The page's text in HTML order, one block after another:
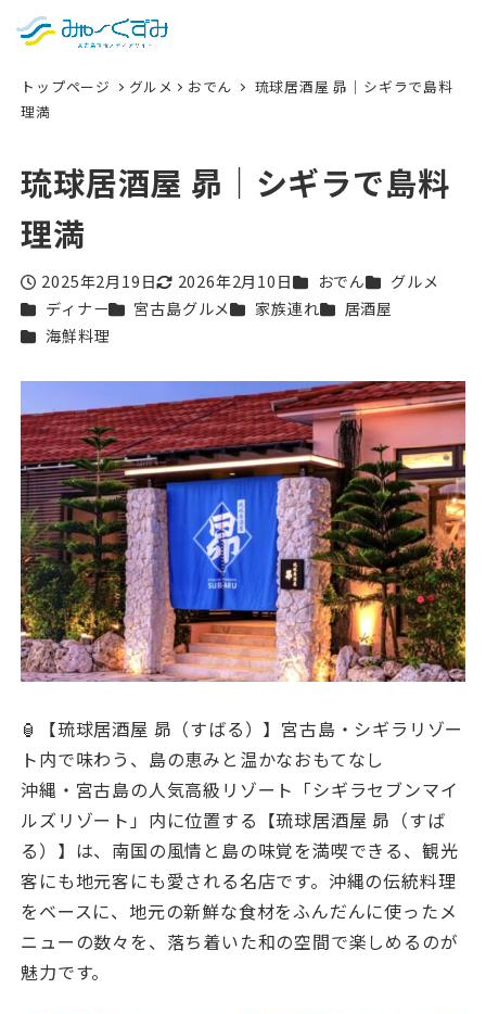
한국어
検索
トップページ グルメ おでん
琉球居酒屋 昴｜シギラで島料
理満
琉球居酒屋 昴｜シギラで島料
理満
投稿日
2025年2月19日
更新日
2026年2月10日カテゴリー
おでんカテゴリー
グルメ
カテゴリー
ディナーカテゴリー
宮古島グルメカテゴリー
家族連れカテゴリー
居酒屋
カテゴリー
海鮮料理
🏮【琉球居酒屋 昴（すばる）】宮古島・シギラリゾー
ト内で味わう、島の恵みと温かなおもてなし
沖縄・宮古島の人気高級リゾート「シギラセブンマイ
ルズリゾート」内に位置する【琉球居酒屋 昴（すば
る）】は、南国の風情と島の味覚を満喫できる、観光
客にも地元客にも愛される名店です。沖縄の伝統料理
をベースに、地元の新鮮な食材をふんだんに使ったメ
ニューの数々を、落ち着いた和の空間で楽しめるのが
魅力です。